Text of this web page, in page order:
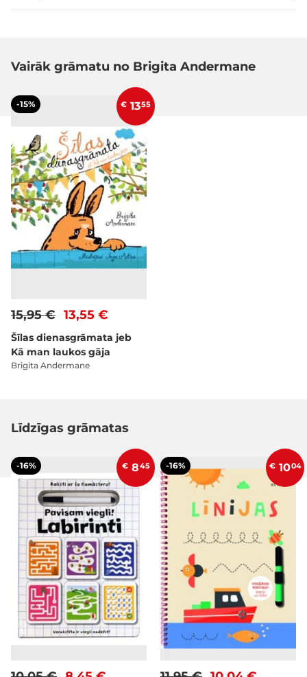
Vairāk grāmatu no Brigita Andermane
-15% € 1355
13,55 €
15,95 €
Šīlas dienasgrāmata jeb
Kā man laukos gāja
Brigita Andermane
Līdzīgas grāmatas
-16% € 845 -16% € 1004